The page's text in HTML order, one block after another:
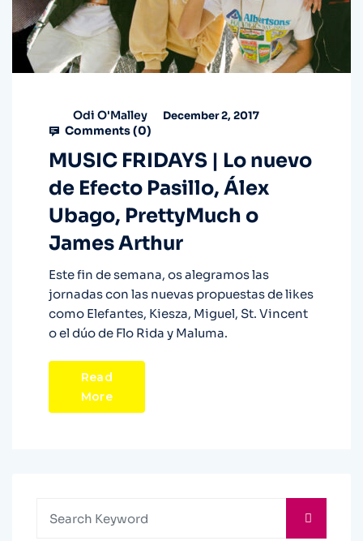
Odi O'Malley December 2, 2017
Comments (0)
MUSIC FRIDAYS | Lo nuevo
de Efecto Pasillo, Álex
Ubago, PrettyMuch o
James Arthur
Este fin de semana, os alegramos las
jornadas con las nuevas propuestas de likes
como Elefantes, Kiesza, Miguel, St. Vincent
o el dúo de Flo Rida y Maluma.
Read
More